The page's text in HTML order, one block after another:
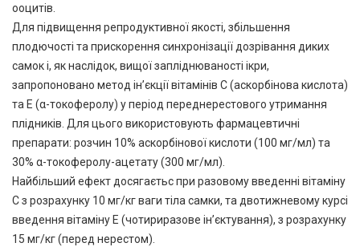
ооцитів.
Для підвищення репродуктивної якості, збільшення
плодючості та прискорення синхронізації дозрівання диких
самок і, як наслідок, вищої запліднюваності ікри,
запропоновано метод ін’єкції вітамінів С (аскорбінова кислота)
та Е (α-токоферолу) у період переднерестового утримання
плідників. Для цього використовують фармацевтичні
препарати: розчин 10% аскорбінової кислоти (100 мг/мл) та
30% α-токоферолу-ацетату (300 мг/мл).
Найбільший ефект досягаєтьс при разовому введенні вітаміну
С з розрахунку 10 мг/кг ваги тіла самки, та двотижневому курсі
введення вітаміну Е (чотириразове ін’єктування), з розрахунку
15 мг/кг (перед нерестом).